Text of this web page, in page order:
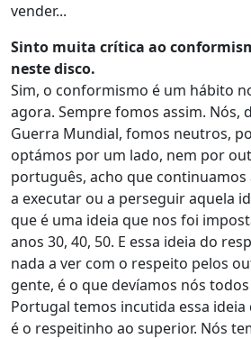
vender...
Sinto muita crítica ao
neste disco.
Sim, o conformismo é um hábito
agora. Sempre fomos assim. Nós,
Guerra Mundial, fomos neutros,
optámos por um lado, nem por
português, acho que
a executar ou a perseguir aquela
que é uma ideia que nos foi
anos 30, 40, 50. E essa ideia do
nada a ver com o respeito pelos
gente, é o que devíamos nós
Portugal temos incutida essa
é o respeitinho ao superior. Nós